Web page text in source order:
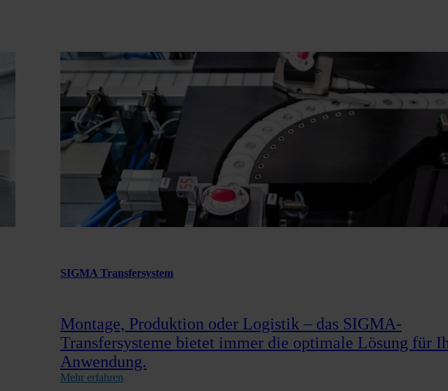
SIGMA Transfersystem
Montage, Produktion oder Logistik – das SIGMA-
Transfersysteme bietet immer die optimale Lösung für
Anwendung.
Mehr erfahren